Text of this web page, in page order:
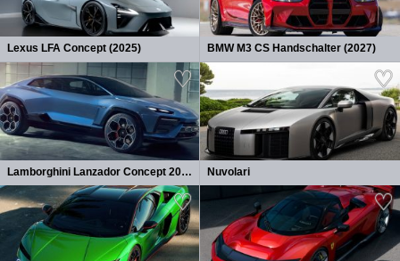
Lexus LFA Concept (2025) BMW M3 CS Handschalter (2027)
Lamborghini Lanzador Concept 2026 Nuvolari